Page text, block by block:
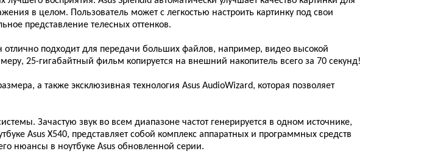
в целом. Пользователь может с легкостью настроить картинку под свои
представление телесных оттенков.
отлично подходит для передачи больших файлов, например, видео высокой
25-гигабайтный фильм копируется на внешний накопитель всего за 70 секунд!
а также эксклюзивная технология Asus AudioWizard, которая позволяет
Зачастую звук во всем диапазоне частот генерируется в одном источнике,
Asus X540, представляет собой комплекс аппаратных и программных средств
нюансы в ноутбуке Asus обновленной серии.